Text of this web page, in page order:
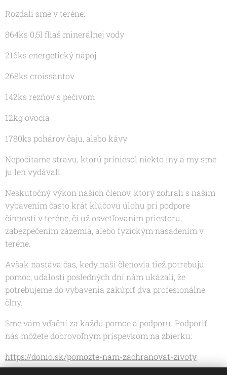
Rozdali sme v teréne:
864ks 0,5l fliaš minerálnej vody
216ks energetický nápoj
268ks croissantov
142ks rezňov s pečivom
12kg ovocia
1780ks pohárov čaju, alebo kávy
Nepočítame stravu, ktorú priniesol niekto iný a my sme
ju len vydávali.
Neskutočný výkon našich členov, ktorý zohrali s našim
vybavením často krát kľúčovú úlohu pri podpore
činností v teréne, či už osvetľovaním priestoru,
zabezpečením zázemia, alebo fyzickým nasadením v
teréne.
Avšak nastáva čas, kedy naši členovia tiež potrebujú
pomoc, udalosti posledných dní nám ukázali, že
potrebujeme do vybavenia zakúpiť dva profesionálne
člny.
Sme vám vďační za každú pomoc a podporu. Podporiť
nás môžete dobrovoľným príspevkom na zbierku:
https://donio.sk/pomozte-nam-zachranovat-zivoty